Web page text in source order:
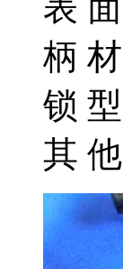
表
柄
锁
其